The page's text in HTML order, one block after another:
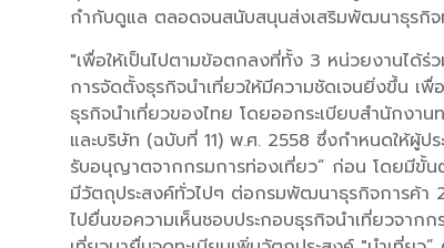
กำกับดูแล ตลอดจนสนับสนุนส่งเสริมพัฒนาธุรกิจ
"เพื่อให้เป็นไปตามข้อตกลงที่ทั้ง 3 หน่วยงานไ
การจัดตั้งธุรกิจนำเที่ยวให้มีความชัดเจนยิ่งขึ้น เ
ธุรกิจนำเที่ยวของไทย โดยออกระเบียบสำนักงา
และบริษัท (ฉบับที่ 11) พ.ศ. 2558 ซึ่งกำหนดให้ผู้ป
รับอนุญาตจากกรมการท่องเที่ยว” ก่อน โดยมีขั้
มีวัตถุประสงค์ทั่วไปๆ ต่อกรมพัฒนาธุรกิจการค้
ไปยื่นขอความเห็นชอบประกอบธุรกิจนำเที่ยวจา